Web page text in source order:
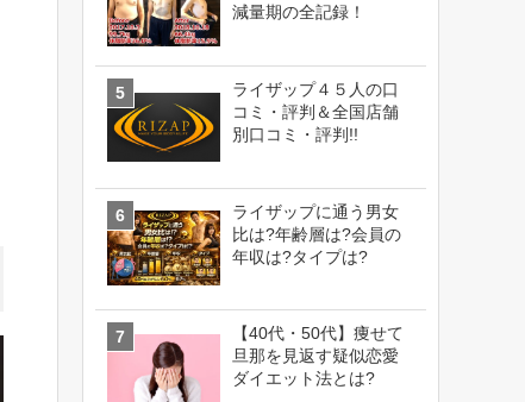
減量期の全記録！
ライザップ４５人の口
コミ・評判＆全国店舗
別口コミ・評判!!
ライザップに通う男女
比は?年齢層は?会員の
年収は?タイプは?
【40代・50代】痩せて
旦那を見返す疑似恋愛
ダイエット法とは?